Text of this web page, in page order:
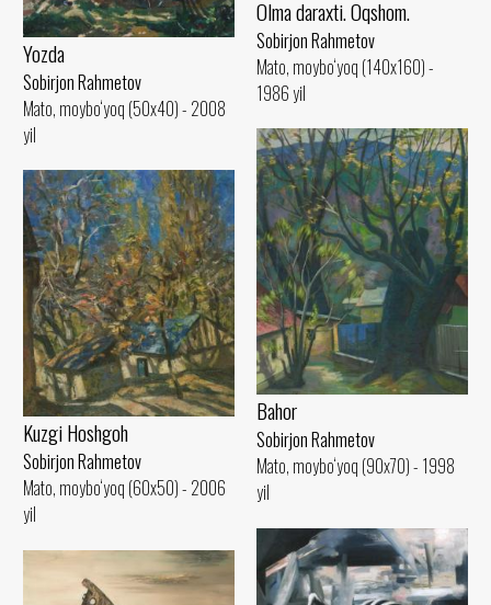
Yozda
Sobirjon Rahmetov
Mato, moybo‘yoq (50x40) - 2008
yil
Olma daraxti. Oqshom.
Sobirjon Rahmetov
Mato, moybo‘yoq (140x160) -
1986 yil
Bahor
Sobirjon Rahmetov
Mato, moybo‘yoq (90x70) - 1998
yil
Kuzgi Hoshgoh
Sobirjon Rahmetov
Mato, moybo‘yoq (60x50) - 2006
yil